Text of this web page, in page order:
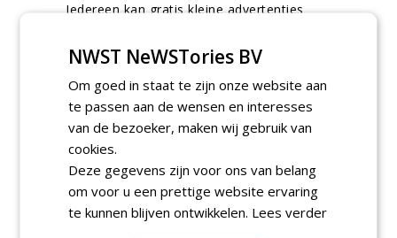
Iedereen kan gratis kleine advertenties
Plaats een gratis advertentie
AGENDA
NWST NeWSTories BV
Om goed in staat te zijn onze website aan
te passen aan de wensen en interesses
van de bezoeker, maken wij gebruik van
cookies.
Deze gegevens zijn voor ons van belang
om voor u een prettige website ervaring
te kunnen blijven ontwikkelen. Lees verder